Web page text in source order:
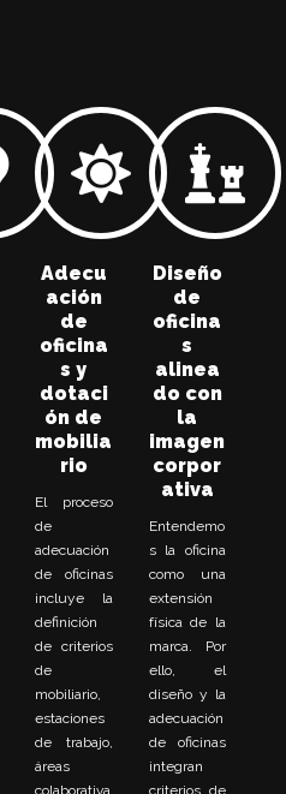
Adecu
ación
de
oficina
s y
dotaci
ón de
mobilia
rio
El proceso
de
adecuación
de oficinas
incluye la
definición
de criterios
de
mobiliario,
estaciones
de trabajo,
áreas
colaborativa
Diseño
de
oficina
s
alinea
do con
la
imagen
corpor
ativa
Entendemo
s la oficina
como una
extensión
física de la
marca. Por
ello, el
diseño y la
adecuación
de oficinas
integran
criterios de